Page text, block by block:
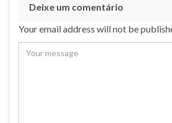
Deixe um comentário
Your email address will not be